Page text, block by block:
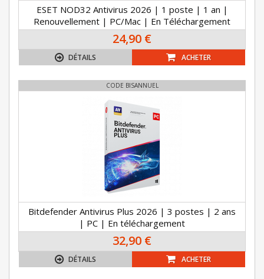
ESET NOD32 Antivirus 2026 | 1 poste | 1 an |
Renouvellement | PC/Mac | En Téléchargement
24,90 €
DÉTAILS ACHETER
CODE BISANNUEL
Bitdefender Antivirus Plus 2026 | 3 postes | 2 ans
| PC | En téléchargement
32,90 €
DÉTAILS ACHETER